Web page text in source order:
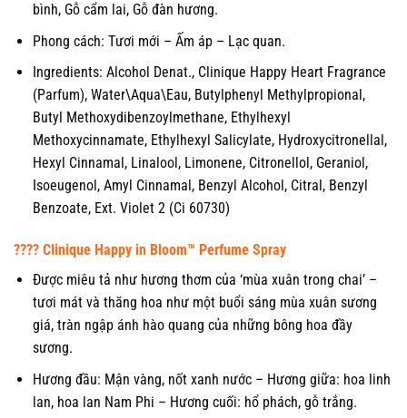
bình, Gỗ cẩm lai, Gỗ đàn hương.
Phong cách: Tươi mới – Ấm áp – Lạc quan.
Ingredients: Alcohol Denat., Clinique Happy Heart Fragrance
(Parfum), Water\Aqua\Eau, Butylphenyl Methylpropional,
Butyl Methoxydibenzoylmethane, Ethylhexyl
Methoxycinnamate, Ethylhexyl Salicylate, Hydroxycitronellal,
Hexyl Cinnamal, Linalool, Limonene, Citronellol, Geraniol,
Isoeugenol, Amyl Cinnamal, Benzyl Alcohol, Citral, Benzyl
Benzoate, Ext. Violet 2 (Ci 60730)
???? Clinique Happy in Bloom™ Perfume Spray
Được miêu tả như hương thơm của ‘mùa xuân trong chai’ –
tươi mát và thăng hoa như một buổi sáng mùa xuân sương
giá, tràn ngập ánh hào quang của những bông hoa đầy
sương.
Hương đầu: Mận vàng, nốt xanh nước – Hương giữa: hoa linh
lan, hoa lan Nam Phi – Hương cuối: hổ phách, gỗ trắng.